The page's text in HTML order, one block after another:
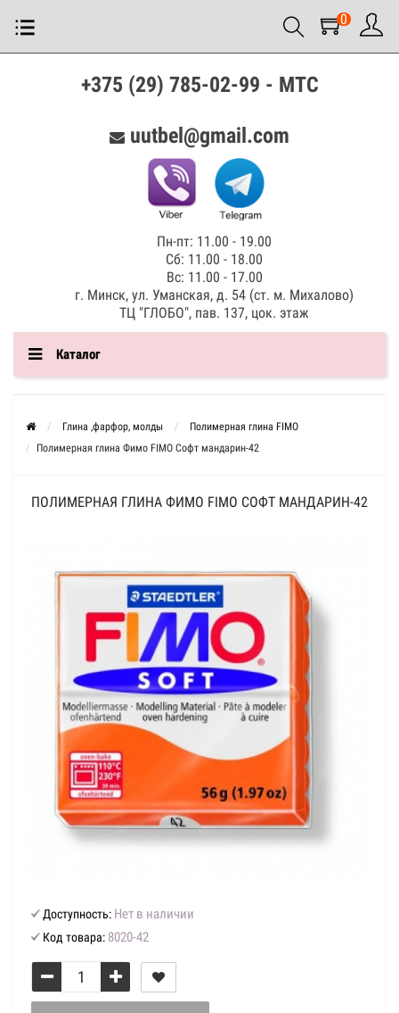
0
+375 (29) 785-02-99 - МТС
uutbel@gmail.com
Пн-пт: 11.00 - 19.00
Сб: 11.00 - 18.00
Вс: 11.00 - 17.00
г. Минск, ул. Уманская, д. 54 (ст. м. Михалово)
ТЦ "ГЛОБО", пав. 137, цок. этаж
Каталог
Глина ,фарфор, молды
Полимерная глина FIMO
Полимерная глина Фимо FIMO Софт мандарин-42
ПОЛИМЕРНАЯ ГЛИНА ФИМО FIMO СОФТ МАНДАРИН-42
Доступность: Нет в наличии
Код товара: 8020-42